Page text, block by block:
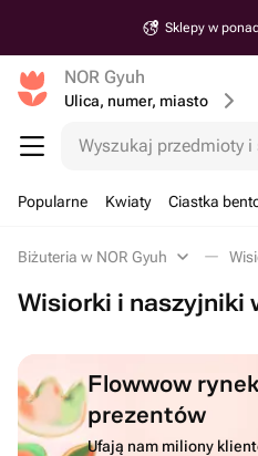
Sklepy w
NOR Gyuh
Ulica, numer, miasto
Wyszukaj przedmioty i
Popularne Kwiaty Ciastka
Biżuteria w NOR Gyuh
Wisiorki i naszyjniki
Flowwow rynek
prezentów
Ufają nam miliony